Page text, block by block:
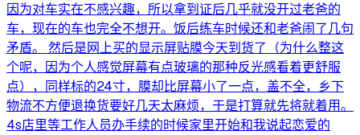
因为对车实在不感兴趣，所以拿到证后几乎就没开过老爸的
车，现在的车也完全不想开。饭后练车时候还和老爸闹了几句
矛盾。 然后是网上买的显示屏贴膜今天到货了（为什么整这
个呢，因为个人感觉屏幕有点玻璃的那种反光感看着更舒服
点），同样标的24寸，膜却比屏幕小了一点，盖不全，乡下
物流不方便退换货要好几天太麻烦，于是打算就先将就着用。
4s店里等工作人员办手续的时候家里开始和我说起恋爱的